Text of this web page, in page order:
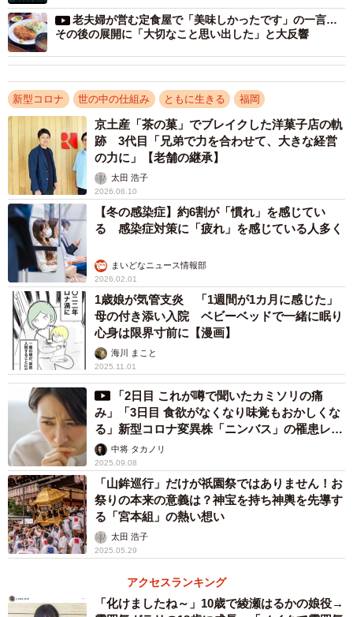
姫野病院公式Twitterアカウント（@HimenoHP）の実際の投稿（スクリー
ンショット）
担当者がTwitterに投稿しようと思ったきっかけは「まず
は発熱外来待機中の熱中症の注意喚起としてあげたかった
のがきっかけです」。しかしスタッフに向けられる激しい
言葉が気になり始めます。「当院も含めて、一部だとは思
いますが、全国的にも医療従事者に対しての誹謗中傷が増
えているので意識を変えてほしかったです」
投稿を読んだTwitterユーザーからは「よくぞ言ってくれ
ました」「電話の向こうにいるのも人間」「先日行きまし
た。先生方が走り回っていて大変そうでした」「灼熱の駐
車場で防護服を着て診察する先生や看護師はもっとヘトヘ
トなんだ」「イライラするのは分かるけど、つらいのはみ
んな一緒」「心配なのは分かるけど必死にやっていること
を理解して」「怒る理由がわかりません」「みんな医療従
事者への感謝の気持ちを忘れたの？」「車待機はガソリン
に余裕を持って、エンジンとクーラー切らずに」などの声
が上がりました。
担当者はTwitter投稿で伝えたかった思いを次のように語
りました。「肉体的疲労より精神的な疲労がきついです。
（誹謗中傷や暴言を）止めておこうと思ってくれたらうれ
老夫婦が営む定食屋で「美味しかったです」の一言…
その後の展開に「大切なこと思い出した」と大反響
新型コロナ 世の中の仕組み ともに生きる 福岡
京土産「茶の菓」でブレイクした洋菓子店の軌
跡 3代目「兄弟で力を合わせて、大きな経営
の力に」【老舗の継承】
太田 浩子
2026.06.10
【冬の感染症】約6割が「慣れ」を感じてい
る 感染症対策に「疲れ」を感じている人多く
まいどなニュース情報部
2026.02.01
1歳娘が気管支炎 「1週間が1カ月に感じた」
母の付き添い入院 ベビーベッドで一緒に眠り
心身は限界寸前に【漫画】
海川 まこと
2025.11.01
「2日目 これが噂で聞いたカミソリの痛
み」「3日目 食欲がなくなり味覚もおかしくな
る」新型コロナ変異株「ニンバス」の罹患レポ
ートが話題
中将 タカノリ
2025.09.08
「山鉾巡行」だけが祇園祭ではありません！お
祭りの本来の意義は？神宝を持ち神輿を先導す
る「宮本組」の熱い想い
太田 浩子
2025.05.29
アクセスランキング
「化けましたね～」10歳で綾瀬はるかの娘役→